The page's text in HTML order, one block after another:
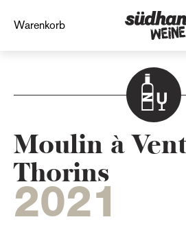
Warenkorb
Moulin à
Thorins
2021